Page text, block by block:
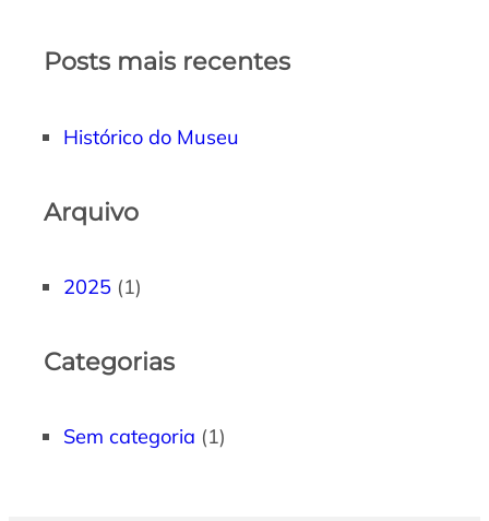
Posts mais recentes
Histórico do Museu
Arquivo
2025 (1)
Categorias
Sem categoria (1)